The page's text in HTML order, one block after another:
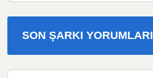
SON ŞARKI YORUMLARI